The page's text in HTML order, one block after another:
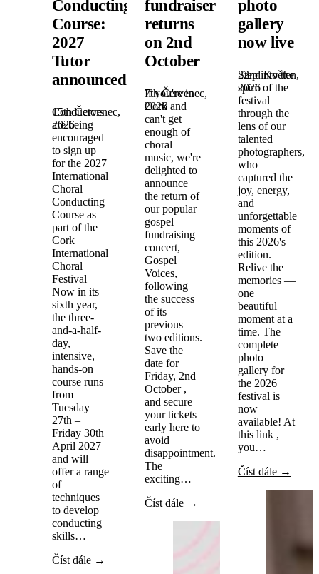
Conducting
Course:
2027
Tutor
announced!
15th Červenec,
2026
Conductors
are being
encouraged
to sign up
for the 2027
International
Choral
Conducting
Course as
part of the
Cork
International
Choral
Festival
Now in its
sixth year,
the three-
and-a-half-
day,
intensive,
hands-on
course runs
from
Tuesday
27th –
Friday 30th
April 2027
and will
offer a range
of
techniques
to develop
conducting
skills…
Číst dále →
fundraiser
returns
on 2nd
October
7th Červenec,
2026
If you're in
Cork and
can't get
enough of
choral
music, we're
delighted to
announce
the return of
our popular
gospel
fundraising
concert,
Gospel
Voices,
following
the success
of its
previous
two editions.
Save the
date for
Friday, 2nd
October ,
and secure
your tickets
early here to
avoid
disappointment.
The
exciting…
Číst dále →
photo
gallery
now live
22nd Květen,
2026
Step into the
spirit of the
festival
through the
lens of our
talented
photographers,
who
captured the
joy, energy,
and
unforgettable
moments of
this 2026's
edition.
Relive the
memories —
one
beautiful
moment at a
time. The
complete
photo
gallery for
the 2026
festival is
now
available! At
this link ,
you…
Číst dále →